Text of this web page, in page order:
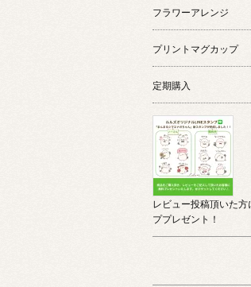
フラワーアレンジ
プリントマグカップ
定期購入
レビュー投稿頂いた
ププレゼント！